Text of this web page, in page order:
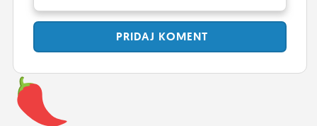
PRIDAJ KOMENT